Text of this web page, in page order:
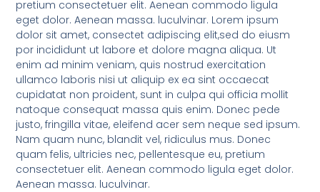
pretium consectetuer elit. Aenean commodo ligula
eget dolor. Aenean massa. luculvinar. Lorem ipsum
dolor sit amet, consectet adipiscing elit,sed do eiusm
por incididunt ut labore et dolore magna aliqua. Ut
enim ad minim veniam, quis nostrud exercitation
ullamco laboris nisi ut aliquip ex ea sint occaecat
cupidatat non proident, sunt in culpa qui officia mollit
natoque consequat massa quis enim. Donec pede
justo, fringilla vitae, eleifend acer sem neque sed ipsum.
Nam quam nunc, blandit vel, ridiculus mus. Donec
quam felis, ultricies nec, pellentesque eu, pretium
consectetuer elit. Aenean commodo ligula eget dolor.
Aenean massa. luculvinar.